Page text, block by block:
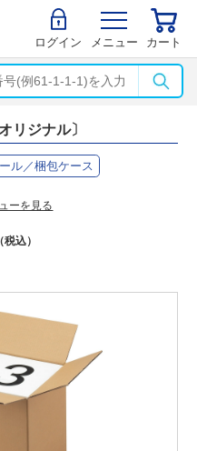
ログイン メニュー カート
リジナル〕
ル／梱包ケース
ーを見る
（税込）